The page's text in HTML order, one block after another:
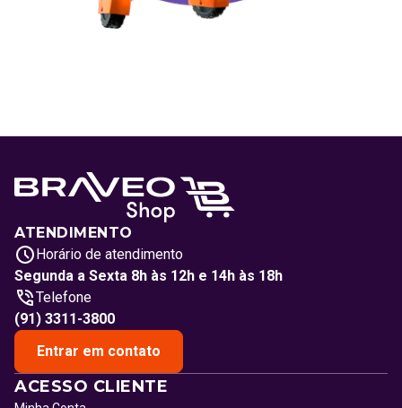
ATENDIMENTO
Horário de atendimento
Segunda a Sexta 8h às 12h e 14h às 18h
Telefone
(91) 3311-3800
Entrar em contato
ACESSO CLIENTE